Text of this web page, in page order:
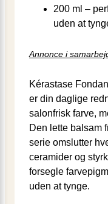
200 ml –
uden at
Annonce i
Kérastase
er din daglige
salonfrisk farve,
Den lette balsam
serie omslutter
ceramider og
forsegle
uden at tynge.